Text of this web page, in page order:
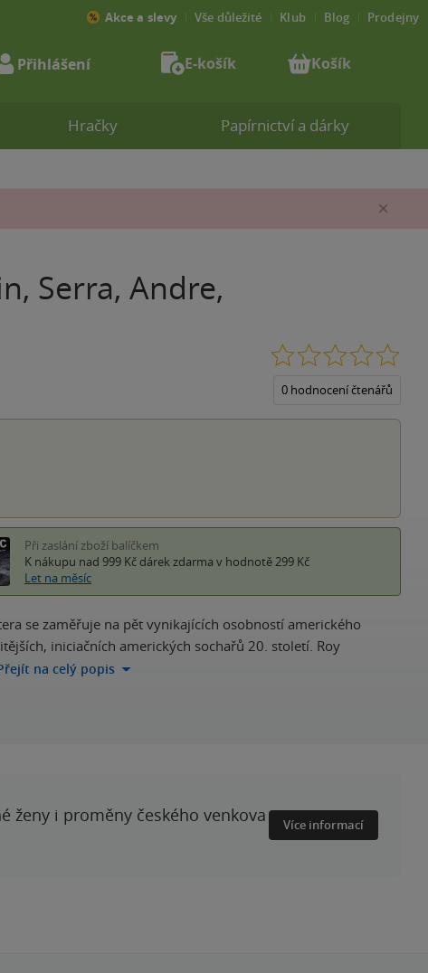
Serra, Andre,
0 hodnocení čtenářů
Při zaslání zboží balíčkem
K nákupu nad 999 Kč dárek zdarma v hodnotě 299 Kč
Let na měsíc
se zaměřuje na pět vynikajících osobností amerického
iniciačních amerických sochařů 20. století. Roy
na celý popis
ženy i proměny českého venkova
Více informací
Hračky Papírnictví a dárky
Akce a slevy Vše důležité Klub Blog Prodejny
Přihlášení E-košík Košík